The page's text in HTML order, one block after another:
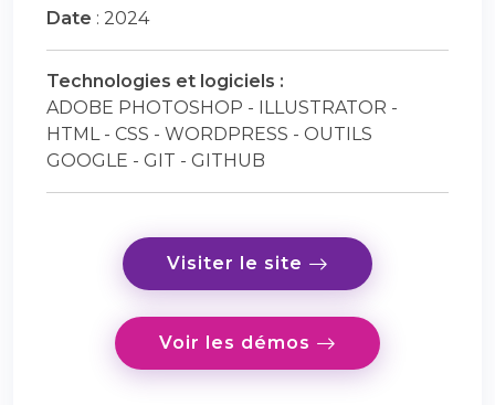
Date : 2024
Technologies et logiciels :
ADOBE PHOTOSHOP - ILLUSTRATOR -
HTML - CSS - WORDPRESS - OUTILS
GOOGLE - GIT - GITHUB
Visiter le site
Voir les démos